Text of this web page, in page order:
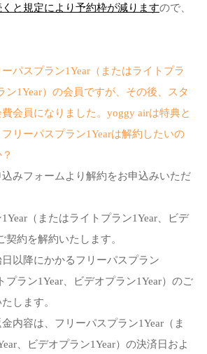
と規定により予約枠が減りますので、
パスプラン1Year（またはライトプラ
ン1Year）の会員ですが、その後、スタ
会員になりました。yoggy airは特典と
リーパスプラン1Yearは解約したいの
みフォームより解約をお申込みいただ
（またはライトプラン1Year、ビデ
契約を解約いたします。
日以降にかかるフリーパスプラン
プラン1Year、ビデオプラン1Year）のご
します。
内容は、フリーパスプラン1Year（ま
、ビデオプラン1Year）の決済日およ